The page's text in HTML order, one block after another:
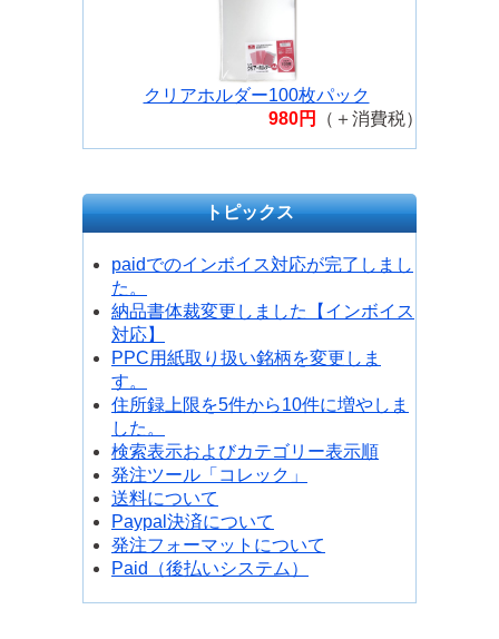
S MONO TOUGH 事務・製図用 折
れにくいタイプ EF...
クリアホルダー100枚パック
980円
（＋消費税）
トピックス
paidでのインボイス対応が完了しまし
た。
納品書体裁変更しました【インボイス
対応】
PPC用紙取り扱い銘柄を変更しま
す。
住所録上限を5件から10件に増やしま
した。
検索表示およびカテゴリー表示順
発注ツール「コレック」
送料について
Paypal決済について
発注フォーマットについて
Paid（後払いシステム）